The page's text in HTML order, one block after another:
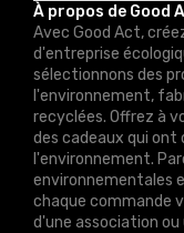
À propos de Good
Avec Good Act,
d'entreprise
sélectionnons des
l'environnement,
recyclées. Offrez à
des cadeaux qui
l'environnement.
environnementales
chaque commande
d'une association ou